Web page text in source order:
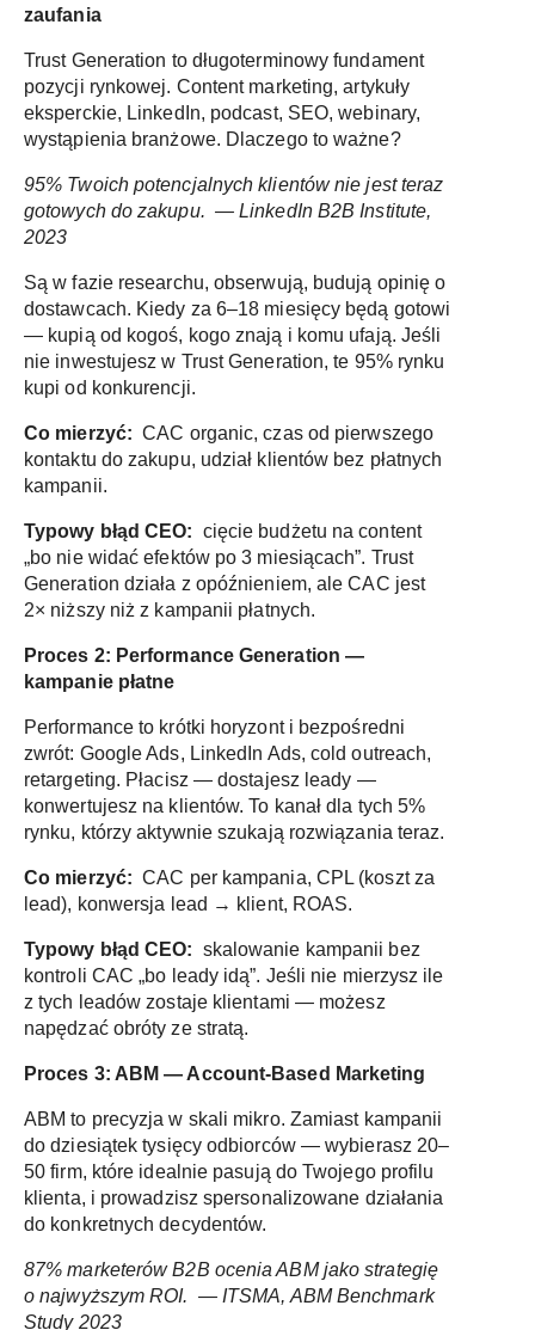
zaufania
Trust Generation to długoterminowy fundament
pozycji rynkowej. Content marketing, artykuły
eksperckie, LinkedIn, podcast, SEO, webinary,
wystąpienia branżowe. Dlaczego to ważne?
95% Twoich potencjalnych klientów nie jest teraz
gotowych do zakupu. — LinkedIn B2B Institute,
2023
Są w fazie researchu, obserwują, budują opinię o
dostawcach. Kiedy za 6–18 miesięcy będą gotowi
— kupią od kogoś, kogo znają i komu ufają. Jeśli
nie inwestujesz w Trust Generation, te 95% rynku
kupi od konkurencji.
Co mierzyć:CAC organic, czas od pierwszego
kontaktu do zakupu, udział klientów bez płatnych
kampanii.
Typowy błąd CEO: cięcie budżetu na content
„bo nie widać efektów po 3 miesiącach”. Trust
Generation działa z opóźnieniem, ale CAC jest
2× niższy niż z kampanii płatnych.
Proces 2: Performance Generation —
kampanie płatne
Performance to krótki horyzont i bezpośredni
zwrót: Google Ads, LinkedIn Ads, cold outreach,
retargeting. Płacisz — dostajesz leady —
konwertujesz na klientów. To kanał dla tych 5%
rynku, którzy aktywnie szukają rozwiązania teraz.
Co mierzyć:CAC per kampania, CPL (koszt za
lead), konwersja lead → klient, ROAS.
Typowy błąd CEO: skalowanie kampanii bez
kontroli CAC „bo leady idą”. Jeśli nie mierzysz ile
z tych leadów zostaje klientami — możesz
napędzać obróty ze stratą.
Proces 3: ABM — Account-Based Marketing
ABM to precyzja w skali mikro. Zamiast kampanii
do dziesiątek tysięcy odbiorców — wybierasz 20–
50 firm, które idealnie pasują do Twojego profilu
klienta, i prowadzisz spersonalizowane działania
do konkretnych decydentów.
87% marketerów B2B ocenia ABM jako strategię
o najwyższym ROI. — ITSMA, ABM Benchmark
Study 2023